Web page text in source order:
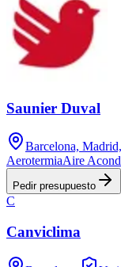
Saunier Duval
Barcelona,
AerotermiaAire
Pedir presupuesto
C
Canviclima